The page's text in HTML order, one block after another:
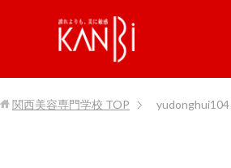
関西美容専門学校 TOP yudonghui104